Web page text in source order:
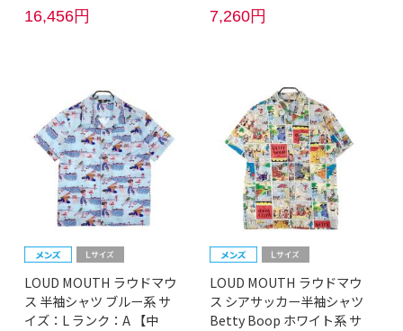
16,456円 7,260円
LOUD MOUTH ラウドマウ
ス 半袖シャツ ブルー系 サ
イズ：L ランク：A 【中
LOUD MOUTH ラウドマウ
ス シアサッカー半袖シャツ
Betty Boop ホワイト系 サ